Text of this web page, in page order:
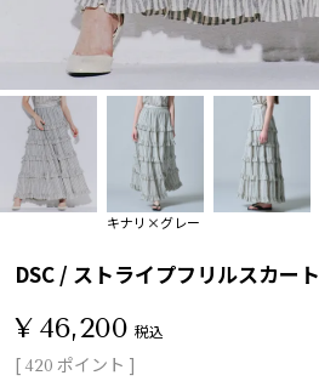
キナリ×グレー
DSC / ストライプフリルスカート
¥ 46,200 税込
[ 420 ポイント ]